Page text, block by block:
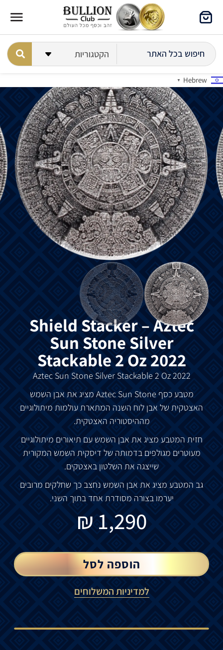
Hebrew
▼
Shield Stacker – Aztec
Sun Stone Silver
Stackable 2 Oz 2022
Aztec Sun Stone Silver Stackable 2 Oz 2022
מטבעכסף מציג את אבן השמש
האצטקית של אבן לוח השנה המתארתעולמות מיתולוגיים
מההיסטוריה האצטקית.
חזית המטבע מציג את אבן השמש עם תיאורים מיתולוגיים
מעוטרים מגולפים בדמותה של דיסקית השמש המקורית
שייצגה את השלטון באצטקים.
גב המטבע מציג את אבן השמש נחצב כך שחלקים מרובים
יערמו בצורה מסודרת אחד בתוך השני.
1,290
₪
הוספה לסל
למדיניות המשלוחים